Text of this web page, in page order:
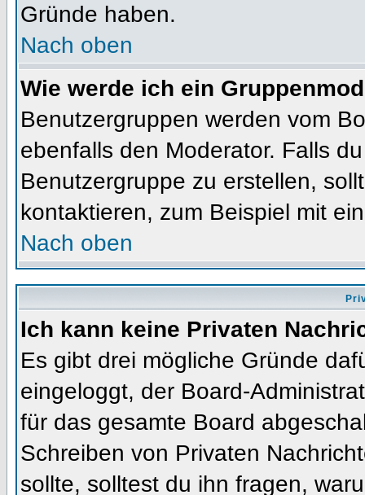
Gründe haben.
Nach oben
Wie werde ich ein
Benutzergruppen werden vom
ebenfalls den Moderator. Falls
Benutzergruppe zu erstellen,
kontaktieren, zum Beispiel mit
Nach oben
Ich kann keine Privaten
Es gibt drei mögliche Gründe
eingeloggt, der Board-
für das gesamte Board
Schreiben von Privaten
sollte, solltest du ihn fragen,